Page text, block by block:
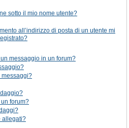
sotto il mio nome utente?
all’indirizzo di posta di un utente mi
messaggio in un forum?
messaggi?
forum?
allegati?